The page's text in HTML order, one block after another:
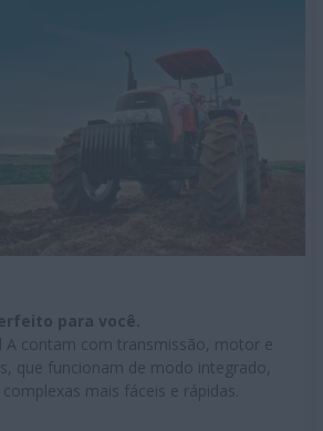
para você.
A contam com transmissão, motor e
que funcionam de modo integrado,
mais fáceis e rápidas.